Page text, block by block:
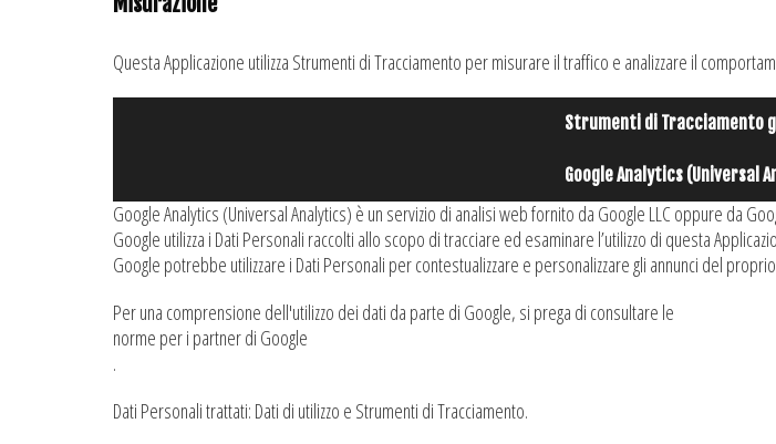
Questa Applicazione utilizza Strumenti di Tracciamento per misurare il traffico e analizzare il
Strumenti di Tracciamento
Google Analytics (Universal
Google Analytics (Universal Analytics) è un servizio di analisi web fornito da Google LLC oppure da
Google utilizza i Dati Personali raccolti allo scopo di tracciare ed esaminare l’utilizzo di questa
Google potrebbe utilizzare i Dati Personali per contestualizzare e personalizzare gli annunci del
Per una comprensione dell'utilizzo dei dati da parte di Google, si prega di consultare le
norme per i partner di Google
.
Dati Personali trattati: Dati di utilizzo e Strumenti di Tracciamento.